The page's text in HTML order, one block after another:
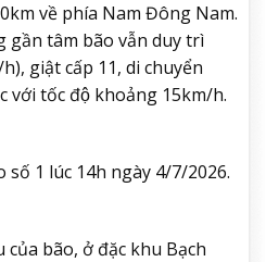
về phía Nam Đông Nam.
gần tâm bão vẫn duy trì
giật cấp 11, di chuyển
với tốc độ khoảng 15km/h.
số 1 lúc 14h ngày 4/7/2026.
bão, ở đặc khu Bạch